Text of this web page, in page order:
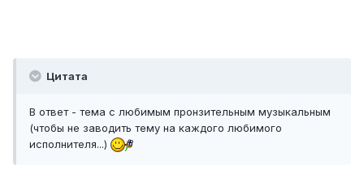
Цитата
В ответ - тема с любимым пронзительным музыкальным
(чтобы не заводить тему на каждого любимого
исполнителя...)